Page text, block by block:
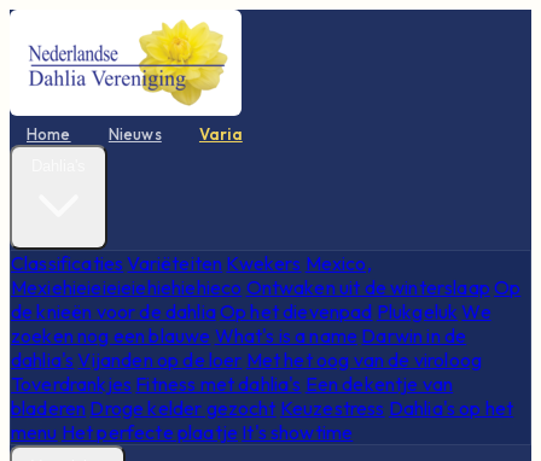
Home Nieuws Varia
Classificaties Variëteiten Kwekers Mexico,
Mexiehieieieieiehiehiehieco Ontwaken uit de winterslaap Op
de knieën voor de dahliaOp het dievenpad Plukgeluk We
zoeken nog een blauwe What's is a name Darwin in de
dahlia's Vijanden op de loer Met het oog van de viroloog
Toverdrankjes Fitness met dahlia's Een dekentje van
bladeren Droge kelder gezocht Keuzestress Dahlia's op het
menu Het perfecte plaatje It's showtime